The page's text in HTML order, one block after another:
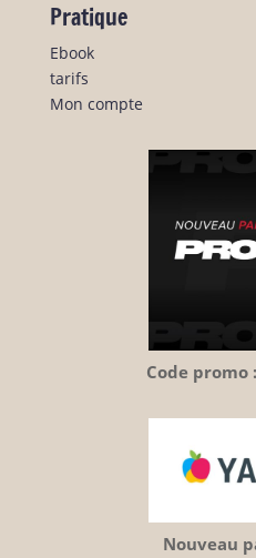
Pratique
Ebook
tarifs
Mon compte
Code promo
Nouveau